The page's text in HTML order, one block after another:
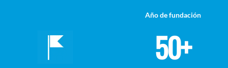
Año de fundación
50+